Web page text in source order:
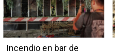
Incendio en bar de